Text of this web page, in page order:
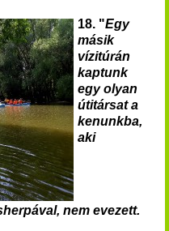
18. "Egy
másik
vízitúrán
kaptunk
egy olyan
útitársat a
kenunkba,
aki
nem evezett.